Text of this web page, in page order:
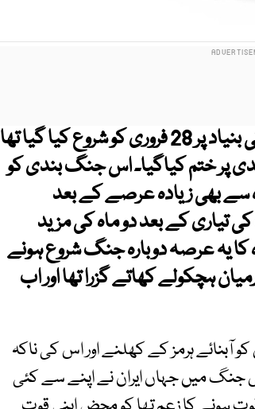
آخرکار ایک بے کار جنگ جس کو غلط اندازوں کی بنیاد پر 28 فروری کو شروع کیا گیا تھا
پر ختم کیاگیا۔ اس جنگ بندی کو
سے بھی زیادہ عرصے کے بعد
تیاری کے بعد دو ماہ کی مزید
یہ عرصہ دوبارہ جنگ شروع ہونے
ہچکولے کھاتے گزرا تھا اور اب
ہرمز کے کھلنے اور اس کی ناکہ
جنگ میں جہاں ایران نے اپنے سے کئی